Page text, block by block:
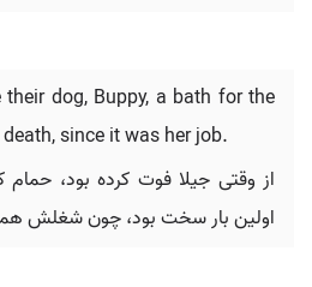
dog, Buppy, a bath for the
since it was her job.
از وقتی جیلا فوت کرده بود،
اولین بار سخت بود، چون شغلش